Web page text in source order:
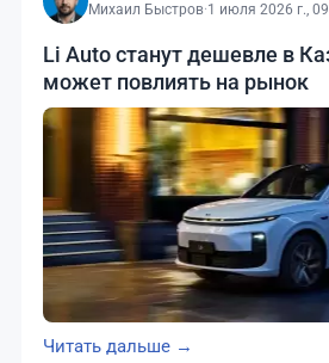
Михаил Быстров·1 июля 2026 г.,
Li Auto станут дешевле в
может повлиять на рынок
Читать дальше →